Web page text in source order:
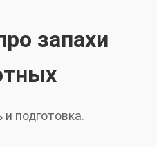
запахи
и подготовка.